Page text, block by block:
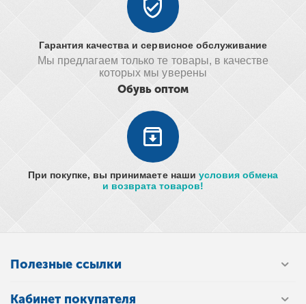
Гарантия качества и сервисное обслуживание
Мы предлагаем только те товары, в качестве
которых мы уверены
Обувь оптом
При покупке, вы принимаете наши условия обмена
и возврата товаров!
Полезные ссылки
Кабинет покупателя